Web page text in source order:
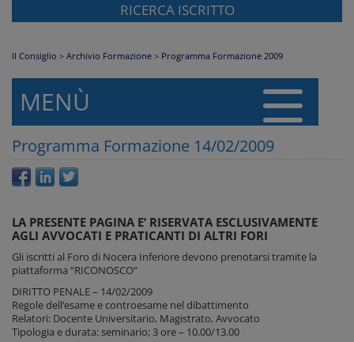
RICERCA ISCRITTO
Il Consiglio > Archivio Formazione > Programma Formazione 2009
MENÙ
Programma Formazione 14/02/2009
LA PRESENTE PAGINA E’ RISERVATA ESCLUSIVAMENTE
AGLI AVVOCATI E PRATICANTI DI ALTRI FORI
Gli iscritti al Foro di Nocera Inferiore devono prenotarsi tramite la
piattaforma “RICONOSCO”
DIRITTO PENALE – 14/02/2009
Regole dell’esame e controesame nel dibattimento
Relatori: Docente Universitario, Magistrato, Avvocato
Tipologia e durata: seminario; 3 ore – 10.00/13.00